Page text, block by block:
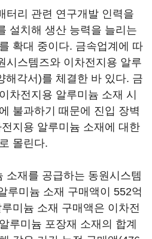
터리 관련 연구개발 인력을
설치해 생산 능력을 늘리는
확대 중이다. 금속업계에 따
시스템즈와 이차전지용 알루
해각서)를 체결한 바 있다. 금
차전지용 알루미늄 소재 시
불과하기 때문에 진입 장벽
지용 알루미늄 소재에 대한
몰린다.
소재를 공급하는 동원시스템
루미늄 소재 구매액이 552억
미늄 소재 구매액은 이차전
루미늄 포장재 소재의 합계